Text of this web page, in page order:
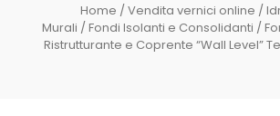
Home /Vendita vernici online /
Murali /Fondi Isolanti e Consolidanti /
Ristrutturante e Coprente “Wall Level”